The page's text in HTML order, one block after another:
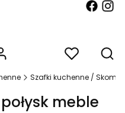
Produkty w
Szafki kuchenne /
meble